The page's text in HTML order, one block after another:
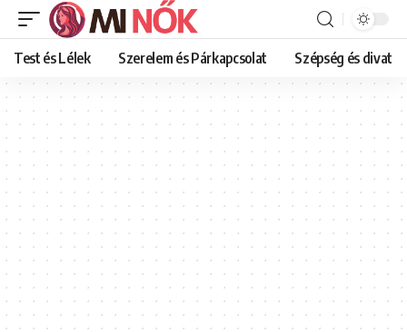
Test és Lélek Szerelem és Párkapcsolat Szépség és divat